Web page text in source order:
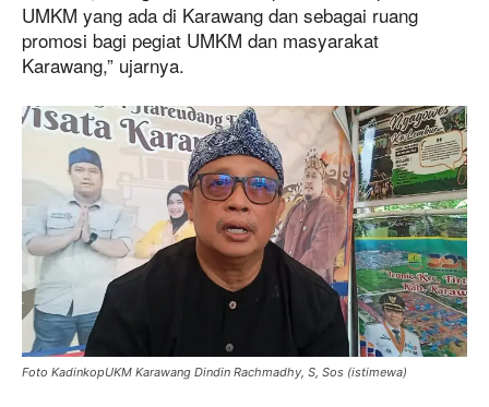
UMKM yang ada di Karawang dan sebagai ruang
promosi bagi pegiat UMKM dan masyarakat
Karawang,” ujarnya.
Foto KadinkopUKM Karawang Dindin Rachmadhy, S, Sos (istimewa)